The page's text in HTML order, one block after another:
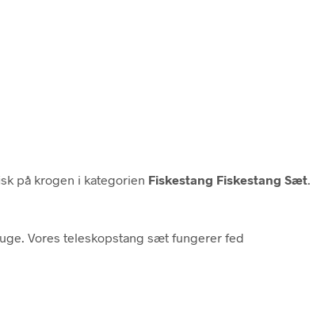
på krogen i kategorien Fiskestang Fiskestang Sæt
Vores teleskopstang sæt fungerer fed